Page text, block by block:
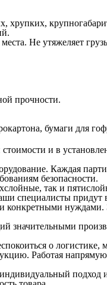
хрупких,
Не утяжеляет
прочности.
бумаги для
и в
Каждая
безопасности.
так и
специалисты
конкретными
значительными
о логистике,
Работая
подход